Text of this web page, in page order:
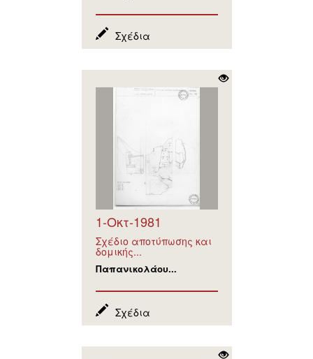
Σχέδια
1-Οκτ-1981
Σχέδιο αποτύπωσης και
δομικής...
Παπανικολάου...
Σχέδια